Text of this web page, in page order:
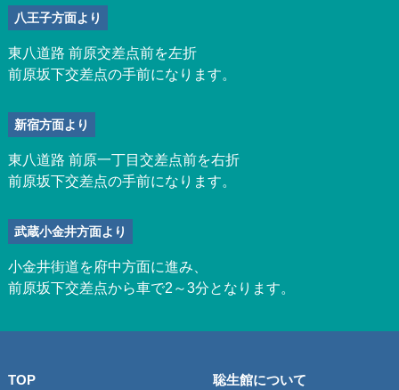
八王子方面より
東八道路 前原交差点前を左折
前原坂下交差点の手前になります。
新宿方面より
東八道路 前原一丁目交差点前を右折
前原坂下交差点の手前になります。
武蔵小金井方面より
小金井街道を府中方面に進み、
前原坂下交差点から車で2～3分となります。
TOP 聡生館について